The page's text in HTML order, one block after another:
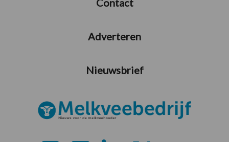
Adverteren
Nieuwsbrief